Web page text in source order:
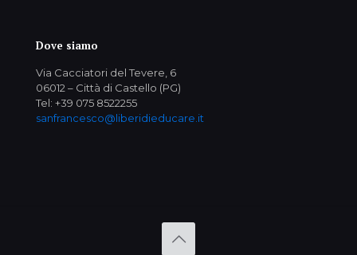
Dove siamo
Via Cacciatori del Tevere, 6
06012 – Città di Castello (PG)
Tel: +39 075 8522255
sanfrancesco@liberidieducare.it